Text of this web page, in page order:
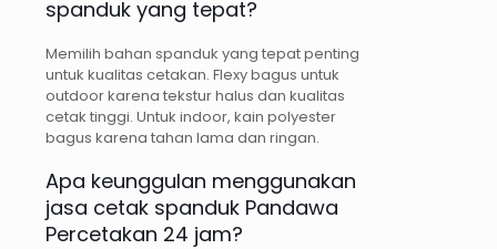
spanduk yang tepat?
Memilih bahan spanduk yang tepat penting
untuk kualitas cetakan. Flexy bagus untuk
outdoor karena tekstur halus dan kualitas
cetak tinggi. Untuk indoor, kain polyester
bagus karena tahan lama dan ringan.
Apa keunggulan menggunakan
jasa cetak spanduk Pandawa
Percetakan 24 jam?